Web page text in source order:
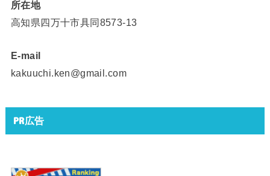
所在地
高知県四万十市具同8573-13
E-mail
kakuuchi.ken@gmail.com
PR広告